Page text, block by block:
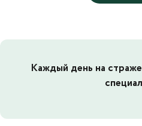
Каждый день на